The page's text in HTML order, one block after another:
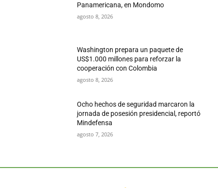
Panamericana, en Mondomo
agosto 8, 2026
Washington prepara un paquete de
US$1.000 millones para reforzar la
cooperación con Colombia
agosto 8, 2026
Ocho hechos de seguridad marcaron la
jornada de posesión presidencial, reportó
Mindefensa
agosto 7, 2026